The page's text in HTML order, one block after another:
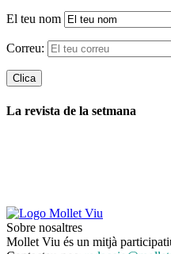
El teu nom
Correu:
La revista de la setmana
Sobre nosaltres
Mollet Viu és un mitjà